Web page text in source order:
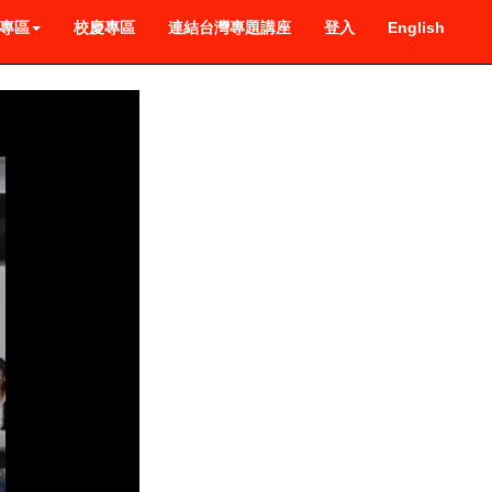
區 校慶專區 連結台灣專題講座 登入 English